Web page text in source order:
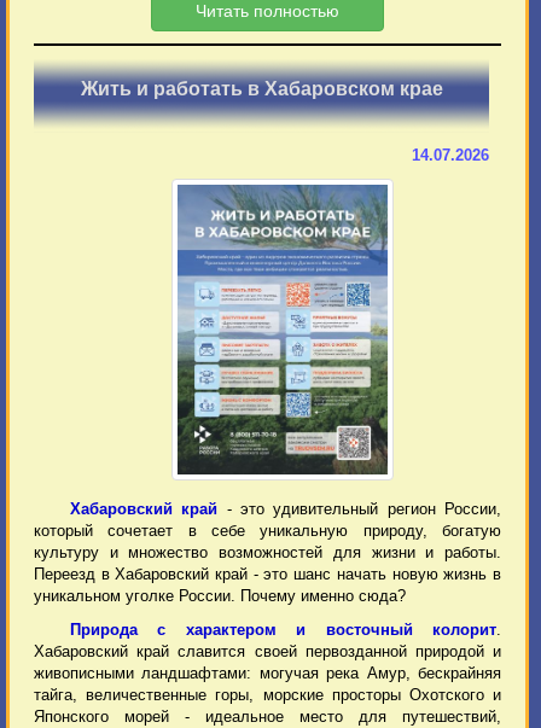
Читать полностью
Жить и работать в Хабаровском крае
14.07.2026
Хабаровский край - это удивительный регион России,
который сочетает в себе уникальную природу, богатую
культуру и множество возможностей для жизни и работы.
Переезд в Хабаровский край - это шанс начать новую жизнь в
уникальном уголке России. Почему именно сюда?
Природа с характером и восточный колорит.
Хабаровский край славится своей первозданной природой и
живописными ландшафтами: могучая река Амур, бескрайняя
тайга, величественные горы, морские просторы Охотского и
Японского морей - идеальное место для путешествий,